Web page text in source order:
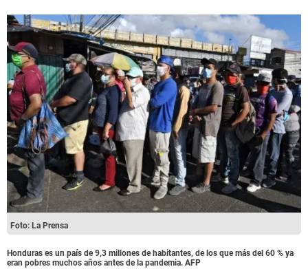
Foto: La Prensa
Honduras es un país de 9,3 millones de habitantes, de los que más del 60 % ya
eran pobres muchos años antes de la pandemia. AFP